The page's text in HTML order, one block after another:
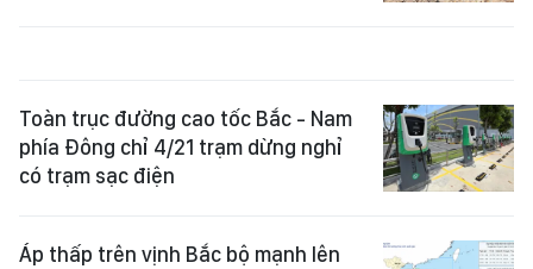
Toàn trục đường cao tốc Bắc - Nam
phía Đông chỉ 4/21 trạm dừng nghỉ
có trạm sạc điện
Áp thấp trên vịnh Bắc bộ mạnh lên